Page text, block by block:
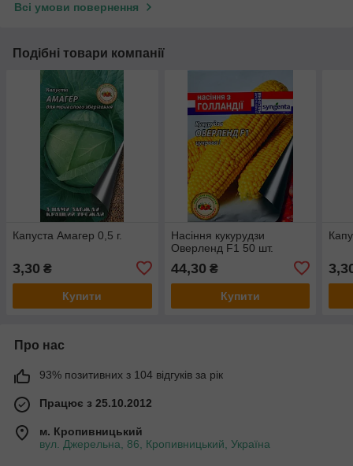
Всі умови повернення
Подібні товари компанії
Капуста Амагер 0,5 г.
3,30 ₴
Купити
Насіння кукурудзи
Оверленд F1 50 шт.
44,30 ₴
Купити
Про нас
93% позитивних з 104 відгуків за рік
Працює з 25.10.2012
м. Кропивницький
вул. Джерельна, 86, Кропивницький, Україна